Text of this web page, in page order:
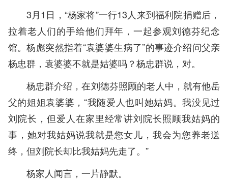
3月1日，“杨家将”一行13人来到福利院捐赠后，
拉着老人们的手给他们拜年，一起参观刘德芬纪念
馆。杨彪突然指着“袁婆婆生病了”的事迹介绍问父亲
杨忠群，袁婆婆不就是姑婆吗？杨忠群说，对。
杨忠群介绍，在刘德芬照顾的老人中，就有他岳
父的姐姐袁婆婆，“我随爱人也叫她姑妈。我没见过
刘院长，但爱人在家里经常讲刘院长照顾我姑妈的
事，她对我姑妈说我就是您女儿，我会为您养老送
终，但刘院长却比我姑妈先走了。”
杨家人闻言，一片静默。